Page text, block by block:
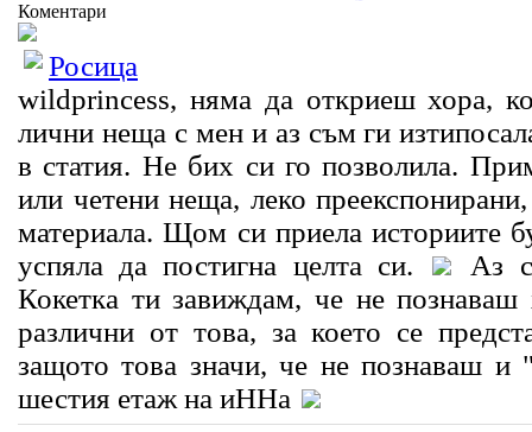
Коментари
Росица
wildprincess, няма да откриеш хора,
лични неща с мен и аз съм ги
в статия. Не бих си го позволила.
или четени неща, леко
материала. Щом си приела историите
успяла да постигна целта си.
Аз
Кокетка ти завиждам, че не познаваш
различни от това, за което се
защото това значи, че не познаваш и
шестия етаж на иННа